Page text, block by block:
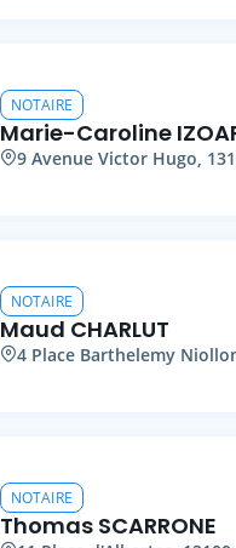
NOTAIRE
Marie-Caroline
9 Avenue Victor Hugo,
NOTAIRE
Maud CHARLUT
4 Place Barthelemy
NOTAIRE
Thomas SCARRONE